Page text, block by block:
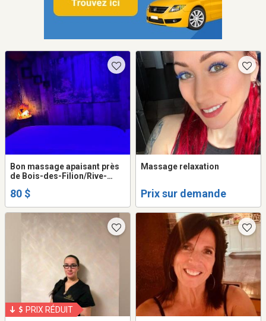
Bon massage apaisant près
de Bois-des-Filion/Rive-
80 $
Massage relaxation
Prix sur demande
PRIX RÉDUIT